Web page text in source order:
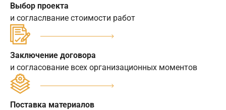
Выбор проекта
и согласлвание стоимости работ
Заключение договора
и согласование всех организационных моментов
Поставка материалов